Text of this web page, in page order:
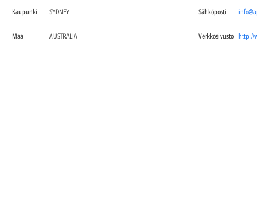
Kaupunki SYDNEY Sähköposti
Maa AUSTRALIA Verkkosivusto http://